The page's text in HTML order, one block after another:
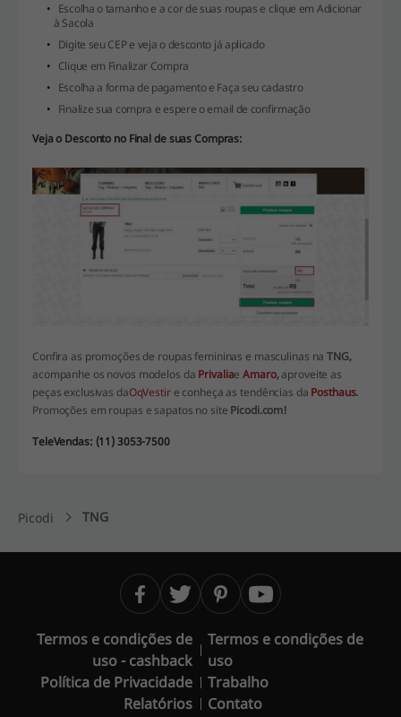
Escolha o tamanho e a cor de suas roupas e clique em Adicionar
à Sacola
Digite seu CEP e veja o desconto já aplicado
Clique em Finalizar Compra
Escolha a forma de pagamento e Faça seu cadastro
Finalize sua compra e espere o email de confirmação
Veja o Desconto no Final de suas Compras:
Confira as promoções de roupas femininas e masculinas naTNG,
acompanhe os novos modelos da PrivaliaeAmaro,aproveite as
peças exclusivas daOqVestire conheça as tendências da Posthaus.
Promoções em roupas e sapatos no site Picodi.com!
TeleVendas: (11) 3053-7500
Picodi TNG
Termos e condições de
uso - cashback
Termos e condições de
uso
Política de Privacidade
Trabalho
Relatórios
Contato